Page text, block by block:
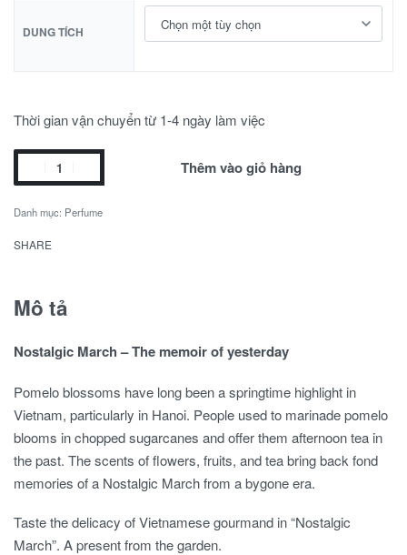
DUNG TÍCH
Thời gian vận chuyển từ 1-4 ngày làm việc
Thêm vào giỏ hàng
Danh mục: Perfume
SHARE
Mô tả
Nostalgic March – The memoir of yesterday
Pomelo blossoms have long been a springtime highlight in
Vietnam, particularly in Hanoi. People used to marinade pomelo
blooms in chopped sugarcanes and offer them afternoon tea in
the past. The scents of flowers, fruits, and tea bring back fond
memories of a Nostalgic March from a bygone era.
Taste the delicacy of Vietnamese gourmand in “Nostalgic
March”. A present from the garden.